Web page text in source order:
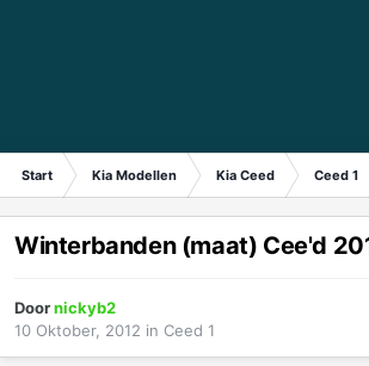
Start Kia Modellen Kia Ceed Ceed 1
Winterbanden (maat) Cee'd
Doornickyb2
10 Oktober, 2012 in Ceed 1